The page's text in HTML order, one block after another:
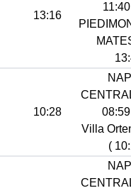
13:16
10:28
Villa
(